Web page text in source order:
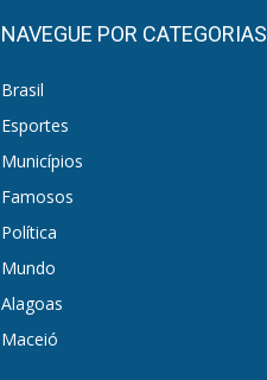
NAVEGUE POR CATEGORIAS
Brasil
Esportes
Municípios
Famosos
Política
Mundo
Alagoas
Maceió